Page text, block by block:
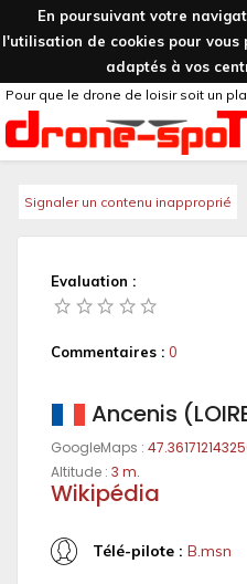
En poursuivant votre
l'utilisation de cookies pour vous
adaptés à vos
Pour que le drone de loisir soit un
Signaler un contenu inapproprié
Evaluation :
Commentaires : 0
Ancenis
GoogleMaps :
Altitude : 3 m.
Wikipédia
Télé-pilote : B.msn